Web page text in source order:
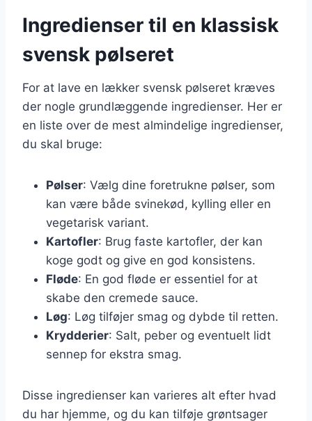
Ingredienser til en klassisk
svensk pølseret
For at lave en lækker svensk pølseret kræves
der nogle grundlæggende ingredienser. Her er
en liste over de mest almindelige ingredienser,
du skal bruge:
Pølser: Vælg dine foretrukne pølser, som
kan være både svinekød, kylling eller en
vegetarisk variant.
Kartofler: Brug faste kartofler, der kan
koge godt og give en god konsistens.
Fløde: En god fløde er essentiel for at
skabe den cremede sauce.
Løg: Løg tilføjer smag og dybde til retten.
Krydderier: Salt, peber og eventuelt lidt
sennep for ekstra smag.
Disse ingredienser kan varieres alt efter hvad
du har hjemme, og du kan tilføje grøntsager